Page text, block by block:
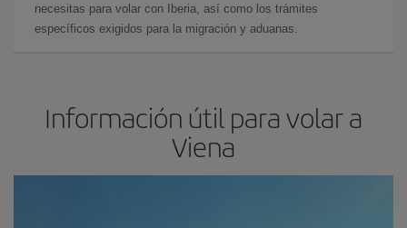
necesitas para volar con Iberia, así como los trámites
específicos exigidos para la migración y aduanas.
Información útil para volar a
Viena